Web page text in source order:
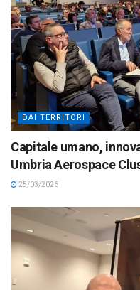
DAI TERRITORI
Capitale umano,
Umbria Aerospace
25/03/2026